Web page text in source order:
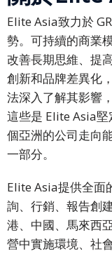
Elite Asia致力於
勢。可持續的商業
改善長期思維、提
創新和品牌差異化
法深入了解其影響
這些是 Elite Asia
個亞洲的公司走向
一部分。
Elite Asia提供全面
詢、行銷、報告創
港、中國、馬來西
營中實施環境、社
泰
語
馬
來
語
越
南
語
泰
米
爾
文